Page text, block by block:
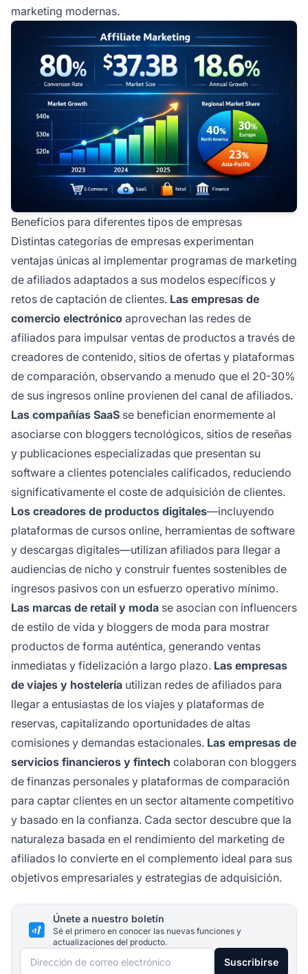
marketing modernas.
Beneficios para diferentes tipos de empresas
Distintas categorías de empresas experimentan
ventajas únicas al implementar programas de marketing
de afiliados adaptados a sus modelos específicos y
retos de captación de clientes. Las empresas de
comercio electrónico aprovechan las redes de
afiliados para impulsar ventas de productos a través de
creadores de contenido, sitios de ofertas y plataformas
de comparación, observando a menudo que el 20-30%
de sus ingresos online provienen del canal de afiliados.
Las compañías SaaS se benefician enormemente al
asociarse con bloggers tecnológicos, sitios de reseñas
y publicaciones especializadas que presentan su
software a clientes potenciales calificados, reduciendo
significativamente el coste de adquisición de clientes.
Los creadores de productos digitales—incluyendo
plataformas de cursos online, herramientas de software
y descargas digitales—utilizan afiliados para llegar a
audiencias de nicho y construir fuentes sostenibles de
ingresos pasivos con un esfuerzo operativo mínimo.
Las marcas de retail y moda se asocian con influencers
de estilo de vida y bloggers de moda para mostrar
productos de forma auténtica, generando ventas
inmediatas y fidelización a largo plazo. Las empresas
de viajes y hostelería utilizan redes de afiliados para
llegar a entusiastas de los viajes y plataformas de
reservas, capitalizando oportunidades de altas
comisiones y demandas estacionales. Las empresas de
servicios financieros y fintech colaboran con bloggers
de finanzas personales y plataformas de comparación
para captar clientes en un sector altamente competitivo
y basado en la confianza. Cada sector descubre que la
naturaleza basada en el rendimiento del marketing de
afiliados lo convierte en el complemento ideal para sus
objetivos empresariales y estrategias de adquisición.
Únete a nuestro boletín
Sé el primero en conocer las nuevas funciones y
actualizaciones del producto.
Dirección de correo electrónico Suscribirse